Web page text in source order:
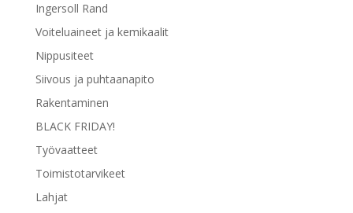
Ingersoll Rand
Voiteluaineet ja kemikaalit
Nippusiteet
Siivous ja puhtaanapito
Rakentaminen
BLACK FRIDAY!
Työvaatteet
Toimistotarvikeet
Lahjat